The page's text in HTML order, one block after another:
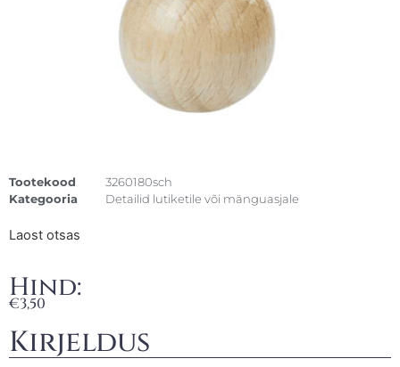
Tootekood
3260180sch
Kategooria
Detailid lutiketile või mänguasjale
Laost otsas
Hind:
€3,50
Kirjeldus